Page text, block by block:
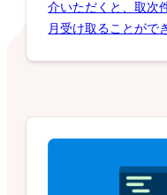
介いただくと、取次
月受け取ることがで